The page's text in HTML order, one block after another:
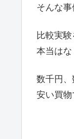
そんな事
比較実
本当はな
数千円、
安い買物